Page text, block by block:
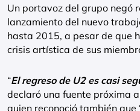
Un portavoz del grupo negó
lanzamiento del nuevo
hasta 2015, a pesar de que
crisis artística de sus
“El regreso de U2 es casi
declaró una fuente próxima
quien reconoció también que